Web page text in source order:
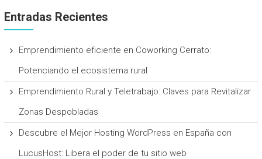
Entradas Recientes
Emprendimiento eficiente en Coworking Cerrato:
Potenciando el ecosistema rural
Emprendimiento Rural y Teletrabajo: Claves para Revitalizar
Zonas Despobladas
Descubre el Mejor Hosting WordPress en España con
LucusHost: Libera el poder de tu sitio web